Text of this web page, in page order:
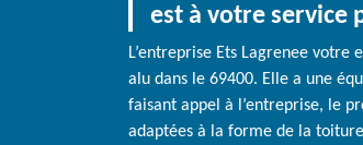
est à votre service
L’entreprise Ets Lagrenee
alu dans le 69400. Elle a une
faisant appel à l’entreprise, le
adaptées à la forme de la